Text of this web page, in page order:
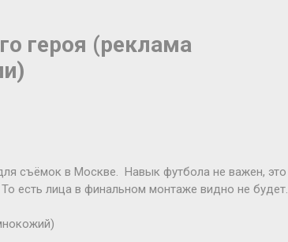
героя (реклама
съёмок в Москве. Навык футбола не важен, это
есть лица в финальном монтаже видно не будет.